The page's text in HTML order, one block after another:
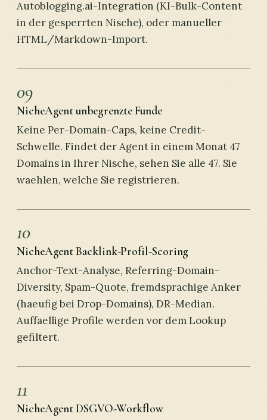
Autoblogging.ai-Integration (KI-Bulk-Content
in der gesperrten Nische), oder manueller
HTML/Markdown-Import.
09
NicheAgent unbegrenzte Funde
Keine Per-Domain-Caps, keine Credit-
Schwelle. Findet der Agent in einem Monat 47
Domains in Ihrer Nische, sehen Sie alle 47. Sie
waehlen, welche Sie registrieren.
10
NicheAgent Backlink-Profil-Scoring
Anchor-Text-Analyse, Referring-Domain-
Diversity, Spam-Quote, fremdsprachige Anker
(haeufig bei Drop-Domains), DR-Median.
Auffaellige Profile werden vor dem Lookup
gefiltert.
11
NicheAgent DSGVO-Workflow